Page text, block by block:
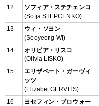
12
ソフィア・ステチェンコ
(Sofja STEPCENKO)
13
ウィ・ソヨン
(Seoyeong WI)
14
オリビア・リスコ
(Olivia LISKO)
15
エリザベート・ガーヴィ
ッツ
(Elizabet GERVITS)
16
ヨセフィン・ブロウォー